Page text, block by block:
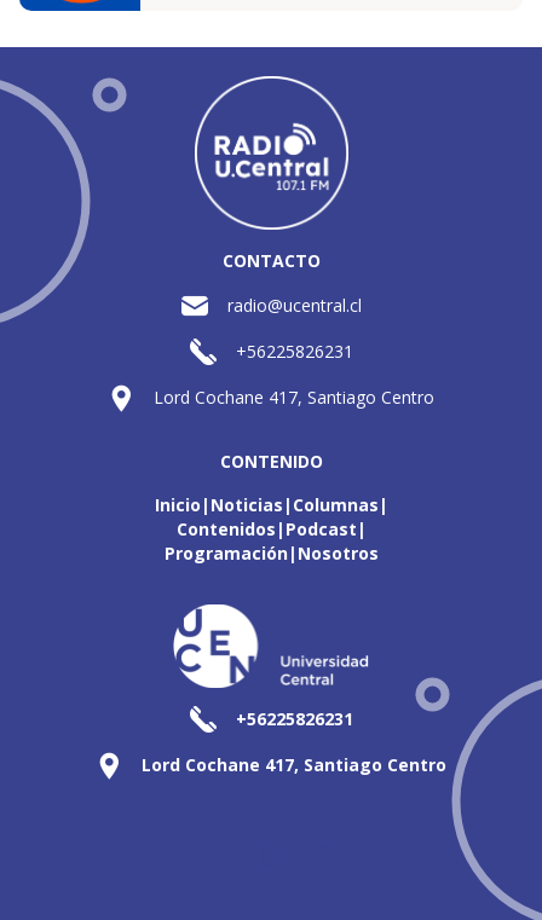
CONTACTO
radio@ucentral.cl
+56225826231
Lord Cochane 417, Santiago Centro
CONTENIDO
Inicio Noticias Columnas
Contenidos Podcast
Programación Nosotros
+56225826231
Lord Cochane 417, Santiago Centro